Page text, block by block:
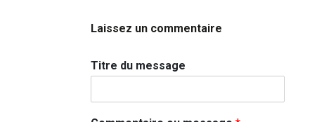
Laissez un commentaire
Titre du message